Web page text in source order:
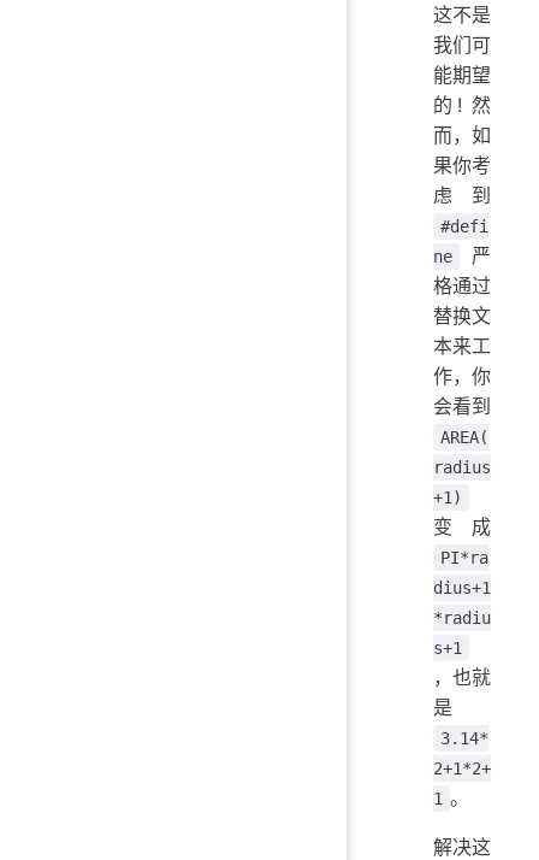
这不是
我们可
能期望
的! 然
而，如
果你考
虑到
#defi
ne
严
格通过
替换文
本来工
作，你
会看到
AREA(
radius
+1)
变成
PI*ra
dius+1
*radiu
s+1
，也就
是
3.14*
2+1*2+
1 。
解决这